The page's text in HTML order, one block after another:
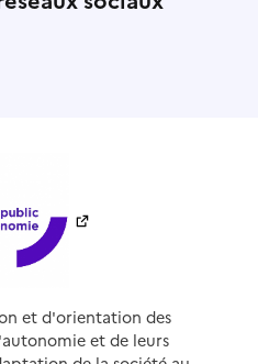
et d'orientation des
et de leurs